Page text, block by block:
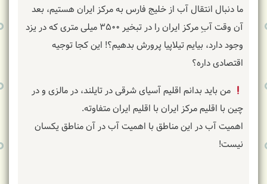
ما دنبال انتقال آب از خلیج فارس به مرکز ایران هستیم، بعد
آن وقت آبِ مرکز ایران را در تبخیر ۳۵۰۰ میلی متری که در یزد
وجود دارد، بیایم تیلاپیا پرورش بدهیم؟! این کجا توجیه
اقتصادی داره؟
من باید بدانم اقلیم آسیای شرقی در تایلند، در مالزی و در
چین با اقلیم مرکز ایران با اقلیم ایران متفاوته.
اهمیت آب در این مناطق با اهمیت آب در آن مناطق یکسان
نیست!